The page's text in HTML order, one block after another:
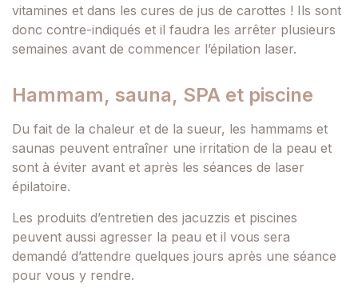
vitamines et dans les cures de jus de carottes ! Ils sont
donc contre-indiqués et il faudra les arrêter plusieurs
semaines avant de commencer l’épilation laser.
Hammam, sauna, SPA et piscine
Du fait de la chaleur et de la sueur, les hammams et
saunas peuvent entraîner une irritation de la peau et
sont à éviter avant et après les séances de laser
épilatoire.
Les produits d’entretien des jacuzzis et piscines
peuvent aussi agresser la peau et il vous sera
demandé d’attendre quelques jours après une séance
pour vous y rendre.